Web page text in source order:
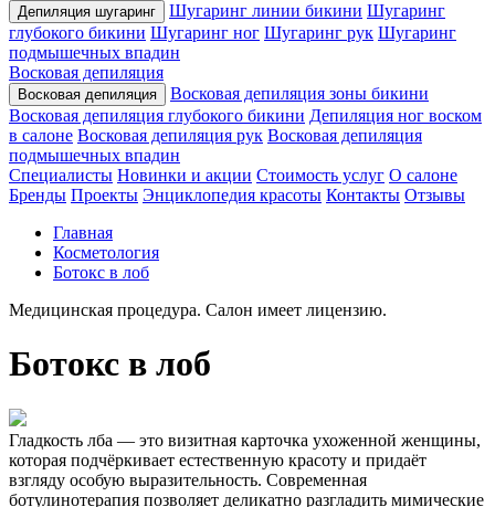
Депиляция шугаринг Шугаринг линии бикини Шугаринг
глубокого бикини Шугаринг ног Шугаринг рук Шугаринг
подмышечных впадин
Восковая депиляция
Восковая депиляция
Восковая депиляция зоны бикини
Восковая депиляция глубокого бикини Депиляция ног воском
в салоне Восковая депиляция рук Восковая депиляция
подмышечных впадин
Специалисты Новинки и акции Стоимость услуг О салоне
Бренды Проекты Энциклопедия красоты Контакты Отзывы
Главная
Косметология
Ботокс в лоб
Медицинская процедура. Салон имеет лицензию.
Ботокс в лоб
Гладкость лба — это визитная карточка ухоженной женщины,
которая подчёркивает естественную красоту и придаёт
взгляду особую выразительность. Современная
ботулинотерапия позволяет деликатно разгладить мимические